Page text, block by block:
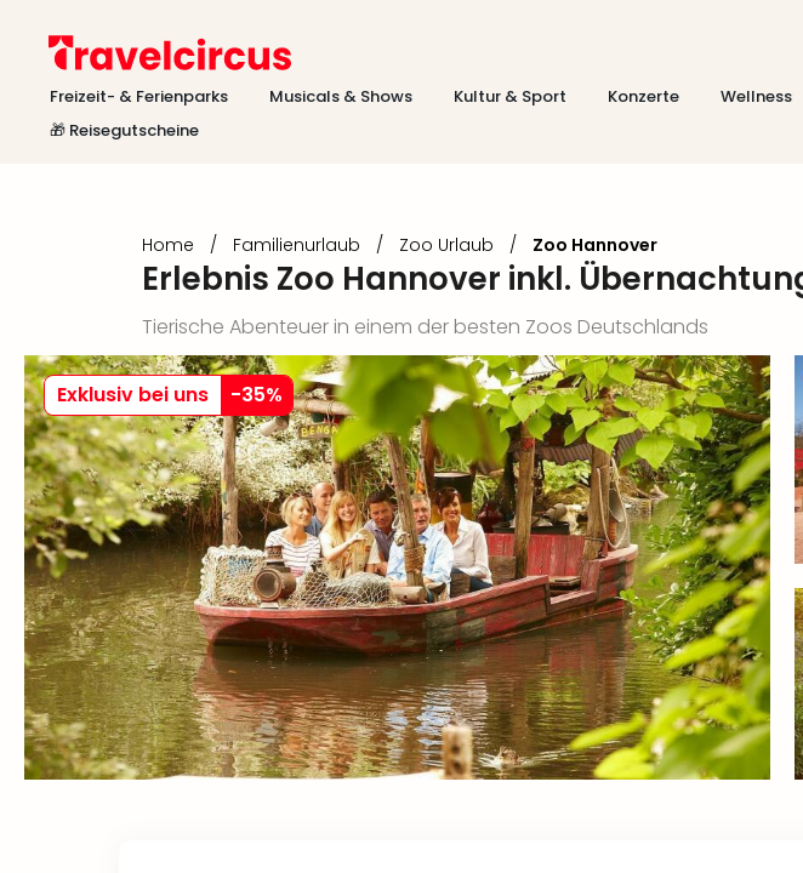
Freizeit- & Ferienparks Musicals & Shows Kultur & Sport Konzerte Wellness
🎁 Reisegutscheine
Home / Familienurlaub / Zoo Urlaub / Zoo Hannover
Erlebnis Zoo Hannover inkl.
Tierische Abenteuer in einem der besten Zoos Deutschlands
Exklusiv bei uns -35%